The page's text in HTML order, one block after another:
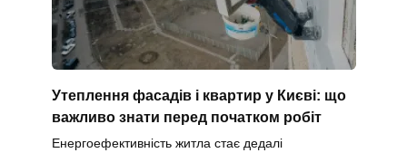
Утеплення фасадів і квартир у Києві: що
важливо знати перед початком робіт
Енергоефективність житла стає дедалі